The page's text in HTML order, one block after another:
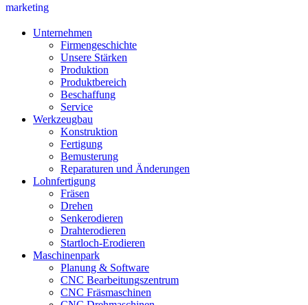
marketing
Unternehmen
Firmengeschichte
Unsere Stärken
Produktion
Produktbereich
Beschaffung
Service
Werkzeugbau
Konstruktion
Fertigung
Bemusterung
Reparaturen und Änderungen
Lohnfertigung
Fräsen
Drehen
Senkerodieren
Drahterodieren
Startloch-Erodieren
Maschinenpark
Planung & Software
CNC Bearbeitungszentrum
CNC Fräsmaschinen